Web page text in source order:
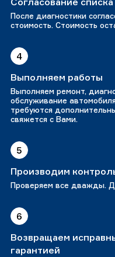
После диагностики
стоимость. Стоимость
4
Выполняем работы
Выполняем ремонт,
обслуживание
требуются
свяжется с Вами.
5
Производим
Проверяем все дважды.
6
Возвращаем
гарантией